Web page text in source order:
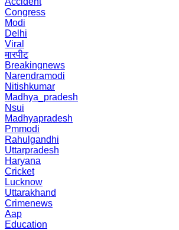
Congress
Modi
Delhi
Viral
मारपीट
Breakingnews
Narendramodi
Nitishkumar
Madhya_pradesh
Nsui
Madhyapradesh
Pmmodi
Rahulgandhi
Uttarpradesh
Haryana
Cricket
Lucknow
Uttarakhand
Crimenews
Aap
Education